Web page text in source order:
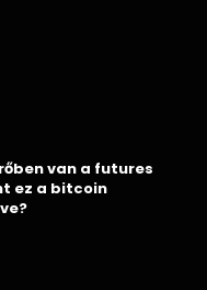
van a futures
ez a bitcoin